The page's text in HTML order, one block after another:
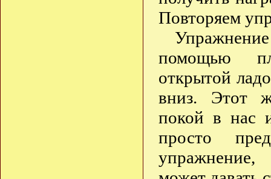
Повторяем
помощью
открытой
вниз. Этот
покой в нас
просто